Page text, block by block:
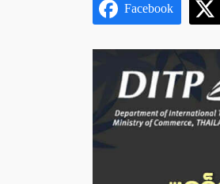
Facebook